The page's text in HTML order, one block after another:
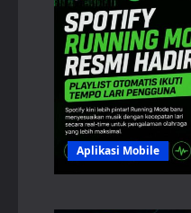
Aplikasi Mobile